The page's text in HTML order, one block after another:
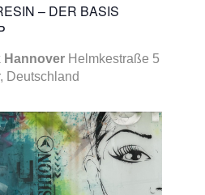
– DER BASIS
Hannover Helmkestraße 5
Deutschland